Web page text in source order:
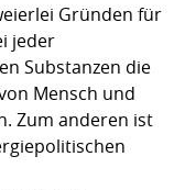
Gründen für
jeder
Substanzen die
Mensch und
Zum anderen ist